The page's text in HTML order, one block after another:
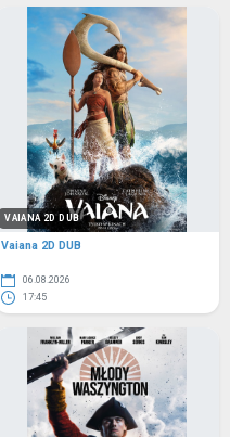
VAIANA 2D DUB
Vaiana 2D DUB
06.08.2026
17:45